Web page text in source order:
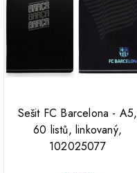
Sešit FC Barcelona - A5,
60 listů, linkovaný,
102025077